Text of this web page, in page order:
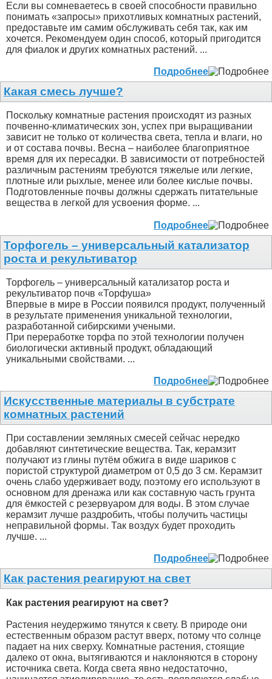
Если вы сомневаетесь в своей способности правильно
понимать «запросы» прихотливых комнатных растений,
предоставьте им самим обслуживать себя так, как им
хочется. Рекомендуем один способ, который пригодится
для фиалок и других комнатных растений. ...
Подробнее
Какая смесь лучше?
Поскольку комнатные растения происходят из разных
почвенно-климатических зон, успех при выращивании
зависит не только от количества света, тепла и влаги, но
и от состава почвы. Весна – наиболее благоприятное
время для их пересадки. В зависимости от потребностей
различным растениям требуются тяжелые или легкие,
плотные или рыхлые, менее или более кислые почвы.
Подготовленные почвы должны сдержать питательные
вещества в легкой для усвоения форме. ...
Подробнее
Торфогель – универсальный катализатор
роста и рекультиватор
Торфогель – универсальный катализатор роста и
рекультиватор почв «Торфуша»
Впервые в мире в России появился продукт, полученный
в результате применения уникальной технологии,
разработанной сибирскими учеными.
При переработке торфа по этой технологии получен
биологически активный продукт, обладающий
уникальными свойствами. ...
Подробнее
Искусственные материалы в субстрате
комнатных растений
При составлении земляных смесей сейчас нередко
добавляют синтетические вещества. Так, керамзит
получают из глины путём обжига в виде шариков с
пористой структурой диаметром от 0,5 до 3 см. Керамзит
очень слабо удерживает воду, поэтому его используют в
основном для дренажа или как составную часть грунта
для ёмкостей с резервуаром для воды. В этом случае
керамзит лучше раздробить, чтобы получить частицы
неправильной формы. Так воздух будет проходить
лучше. ...
Подробнее
Как растения реагируют на свет
Как растения реагируют на свет?
Растения неудержимо тянутся к свету. В природе они
естественным образом растут вверх, потому что солнце
падает на них сверху. Комнатные растения, стоящие
далеко от окна, вытягиваются и наклоняются в сторону
источника света. Когда света явно недостаточно,